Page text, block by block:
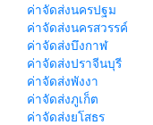
ค่าจัดส่งนครปฐม
ค่าจัดส่งนครสวรรค์
ค่าจัดส่งบึงกาฬ
ค่าจัดส่งปราจีนบุรี
ค่าจัดส่งพังงา
ค่าจัดส่งภูเก็ต
ค่าจัดส่งยโสธร